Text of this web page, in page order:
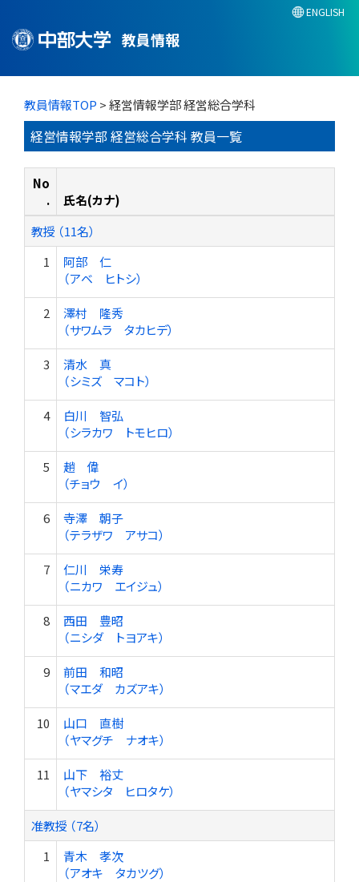
教員情報
ENGLISH
教員情報TOP > 経営情報学部 経営総合学科
経営情報学部 経営総合学科 教員一覧
No
.
氏名(カナ)
教授 （11名）
1
阿部 仁
（アベ ヒトシ）
2
澤村 隆秀
（サワムラ タカヒデ）
3
清水 真
（シミズ マコト）
4
白川 智弘
（シラカワ トモヒロ）
5
趙 偉
（チョウ イ）
6
寺澤 朝子
（テラザワ アサコ）
7
仁川 栄寿
（ニカワ エイジュ）
8
西田 豊昭
（ニシダ トヨアキ）
9
前田 和昭
（マエダ カズアキ）
10
山口 直樹
（ヤマグチ ナオキ）
11
山下 裕丈
（ヤマシタ ヒロタケ）
准教授 （7名）
1
青木 孝次
（アオキ タカツグ）